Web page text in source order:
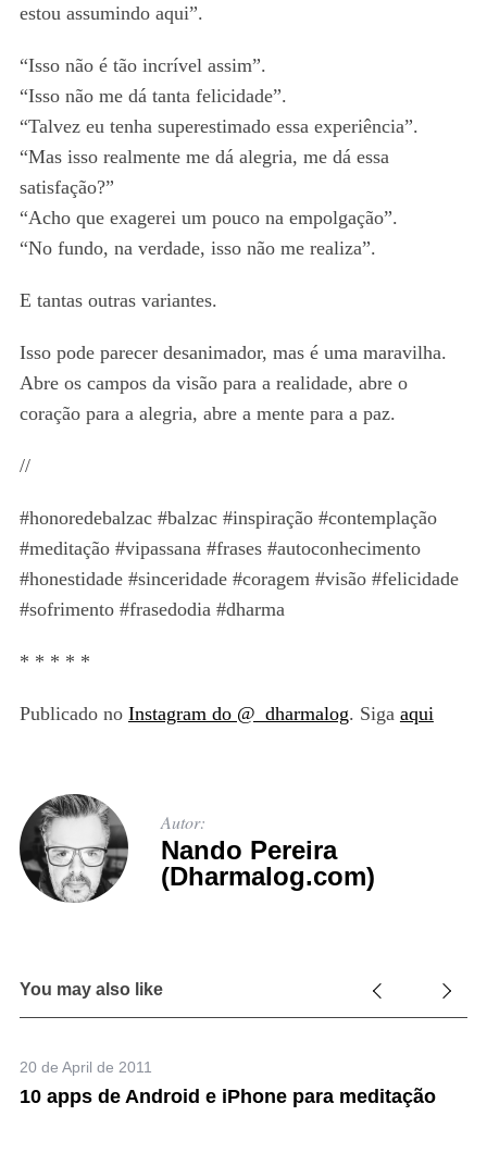
estou assumindo aqui”.
“Isso não é tão incrível assim”.
“Isso não me dá tanta felicidade”.
“Talvez eu tenha superestimado essa experiência”.
“Mas isso realmente me dá alegria, me dá essa
satisfação?”
“Acho que exagerei um pouco na empolgação”.
“No fundo, na verdade, isso não me realiza”.
E tantas outras variantes.
Isso pode parecer desanimador, mas é uma maravilha.
Abre os campos da visão para a realidade, abre o
coração para a alegria, abre a mente para a paz.
//
#honoredebalzac #balzac #inspiração #contemplação
#meditação #vipassana #frases #autoconhecimento
#honestidade #sinceridade #coragem #visão #felicidade
#sofrimento #frasedodia #dharma
* * * * *
Publicado no Instagram do @_dharmalog. Siga aqui
Autor:
Nando Pereira
(Dharmalog.com)
You may also like
20 de April de 2011
10 apps de Android e iPhone para meditação